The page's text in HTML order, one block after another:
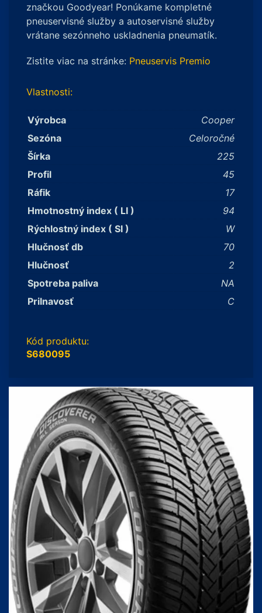
značkou Goodyear! Ponúkame kompletné
pneuservisné služby a autoservisné služby
vrátane sezónneho uskladnenia pneumatík.
Zistite viac na stránke: Pneuservis Premio
Vlastnosti:
Výrobca
Cooper
Sezóna
Celoročné
Šírka
225
Profil
45
Ráfik
17
Hmotnostný index ( LI )
94
Rýchlostný index ( SI )
W
Hlučnosť db
70
Hlučnosť
2
Spotreba paliva
NA
Prilnavosť
C
Kód produktu:
S680095